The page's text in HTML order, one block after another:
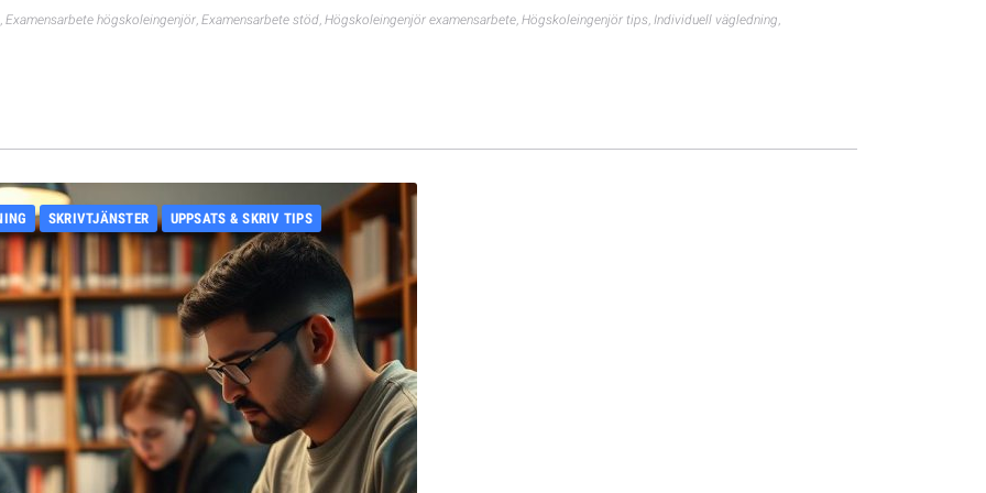
, Examensarbete högskoleingenjör, Examensarbete stöd, Högskoleingenjör examensarbete, Högskoleingenjör tips, Individuell vägledning,
SKRIVTJÄNSTER UPPSATS & SKRIV TIPS